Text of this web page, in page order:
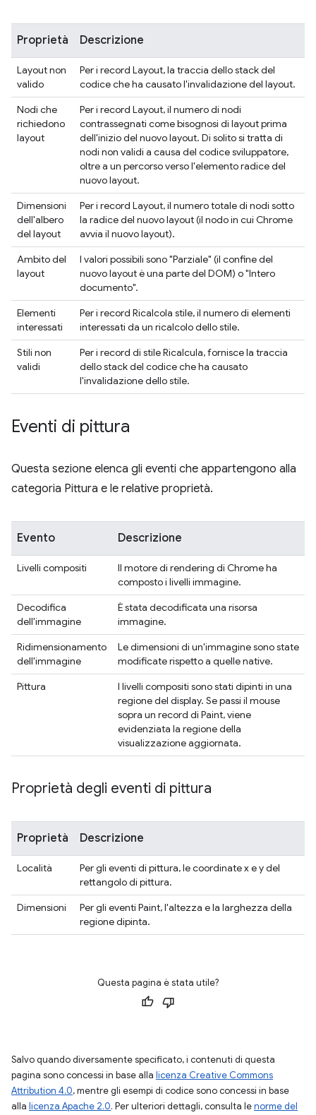
Proprietà Descrizione
Layout non
valido
Per i record Layout, la traccia dello stack del
codice che ha causato l'invalidazione del layout.
Nodi che
richiedono
layout
Per i record Layout, il numero di nodi
contrassegnati come bisognosi di layout prima
dell'inizio del nuovo layout. Di solito si tratta di
nodi non validi a causa del codice sviluppatore,
oltre a un percorso verso l'elemento radice del
nuovo layout.
Dimensioni
dell'albero
del layout
Per i record Layout, il numero totale di nodi sotto
la radice del nuovo layout (il nodo in cui Chrome
avvia il nuovo layout).
Ambito del
layout
I valori possibili sono "Parziale" (il confine del
nuovo layout è una parte del DOM) o "Intero
documento".
Elementi
interessati
Per i record Ricalcola stile, il numero di elementi
interessati da un ricalcolo dello stile.
Stili non
validi
Per i record di stile Ricalcula, fornisce la traccia
dello stack del codice che ha causato
l'invalidazione dello stile.
Eventi di pittura
Questa sezione elenca gli eventi che appartengono alla
categoria Pittura e le relative proprietà.
Evento Descrizione
Livelli compositi
Il motore di rendering di Chrome ha
composto i livelli immagine.
Decodifica
dell'immagine
È stata decodificata una risorsa
immagine.
Ridimensionamento
dell'immagine
Le dimensioni di un'immagine sono state
modificate rispetto a quelle native.
Pittura
I livelli compositi sono stati dipinti in una
regione del display. Se passi il mouse
sopra un record di Paint, viene
evidenziata la regione della
visualizzazione aggiornata.
Proprietà degli eventi di pittura
Proprietà Descrizione
Località
Per gli eventi di pittura, le coordinate x e y del
rettangolo di pittura.
Dimensioni
Per gli eventi Paint, l'altezza e la larghezza della
regione dipinta.
Questa pagina è stata utile?
Salvo quando diversamente specificato, i contenuti di questa
pagina sono concessi in base alla licenza Creative Commons
Attribution 4.0, mentre gli esempi di codice sono concessi in base
alla licenza Apache 2.0. Per ulteriori dettagli, consulta lenorme del